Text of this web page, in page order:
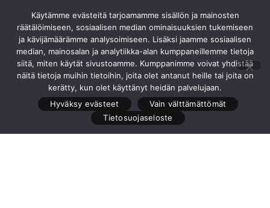
sisältöön
Valikko
Edellinen tuote Seuraava tuote
Käytämme evästeitä tarjoamamme sisällön ja mainosten
räätälöimiseen, sosiaalisen median ominaisuuksien tukemiseen
ja kävijämäärämme analysoimiseen. Lisäksi jaamme sosiaalisen
median, mainosalan ja analytiikka-alan kumppaneillemme tietoja
siitä, miten käytät sivustoamme. Kumppanimme voivat yhdistää
näitä tietoja muihin tietoihin, joita olet antanut heille tai joita on
kerätty, kun olet käyttänyt heidän palvelujaan.
Hyväksy evästeet
Vain välttämättömät
Tietosuojaseloste